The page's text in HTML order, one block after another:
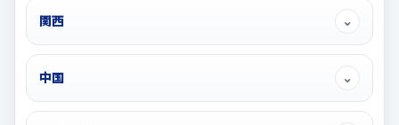
関西 ⌄
中国 ⌄